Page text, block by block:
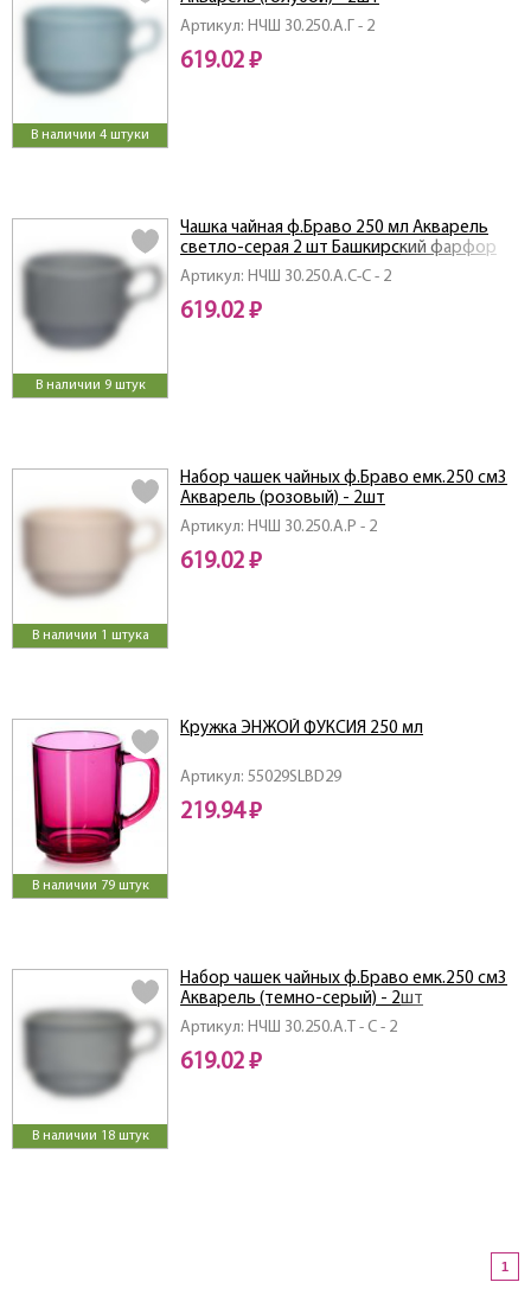
В наличии 4 штуки
Артикул: НЧШ 30.250.А.Г - 2
619.02 ₽
В наличии 9 штук
Артикул: НЧШ 30.250.А.С-С - 2
Чашка чайная ф.Браво 250 мл Акварель
светло-серая 2 шт Башкирский фарфор
619.02 ₽
В наличии 1 штука
Артикул: НЧШ 30.250.А.Р - 2
Набор чашек чайных ф.Браво емк.250 см3
Акварель (розовый) - 2шт
619.02 ₽
В наличии 79 штук
Артикул: 55029SLBD29
Кружка ЭНЖОЙ ФУКСИЯ 250 мл
219.94 ₽
В наличии 18 штук
Артикул: НЧШ 30.250.А.Т - С - 2
Набор чашек чайных ф.Браво емк.250 см3
Акварель (темно-серый) - 2шт
619.02 ₽
1